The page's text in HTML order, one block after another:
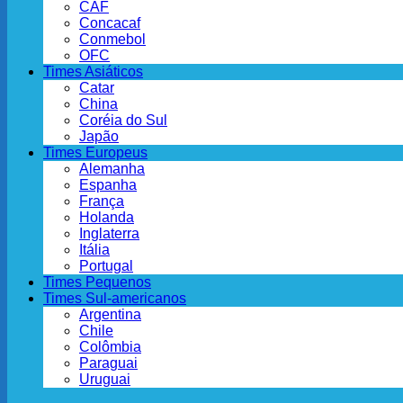
CAF
Concacaf
Conmebol
OFC
Times Asiáticos
Catar
China
Coréia do Sul
Japão
Times Europeus
Alemanha
Espanha
França
Holanda
Inglaterra
Itália
Portugal
Times Pequenos
Times Sul-americanos
Argentina
Chile
Colômbia
Paraguai
Uruguai